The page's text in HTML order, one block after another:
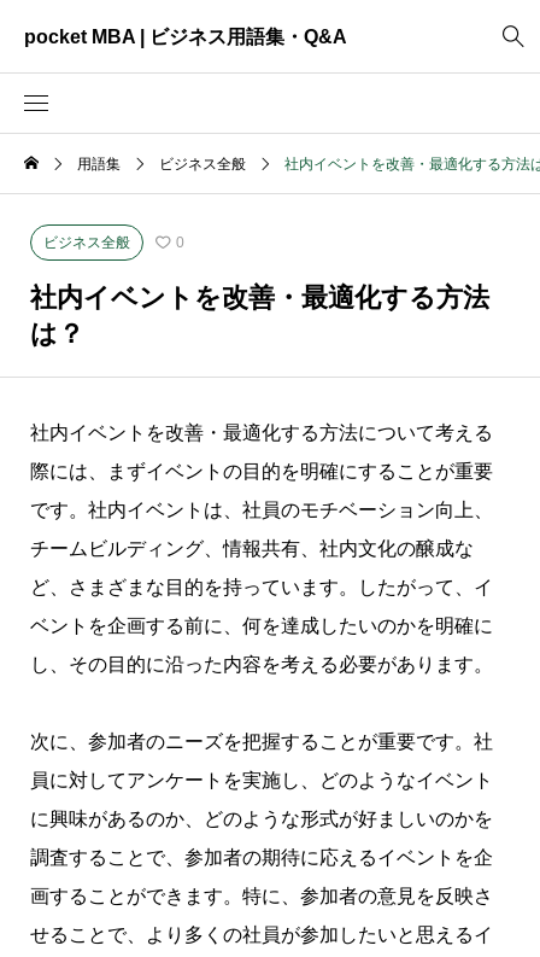
pocket MBA | ビジネス用語集・Q&A
ビジネス全般 2465
資料作成
創業計画
コンサルティング
用語集 ビジネス全般 社内イベントを改善・最適化する方法
ビジネス全般 0
社内イベントを改善・最適化する方法
は？
社内イベントを改善・最適化する方法について考える
際には、まずイベントの目的を明確にすることが重要
です。社内イベントは、社員のモチベーション向上、
チームビルディング、情報共有、社内文化の醸成な
ど、さまざまな目的を持っています。したがって、イ
ベントを企画する前に、何を達成したいのかを明確に
し、その目的に沿った内容を考える必要があります。
次に、参加者のニーズを把握することが重要です。社
員に対してアンケートを実施し、どのようなイベント
に興味があるのか、どのような形式が好ましいのかを
調査することで、参加者の期待に応えるイベントを企
画することができます。特に、参加者の意見を反映さ
せることで、より多くの社員が参加したいと思えるイ